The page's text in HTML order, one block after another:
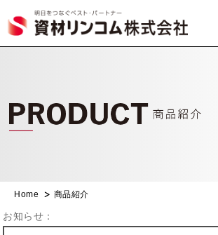
Home 商品紹介
お知らせ：